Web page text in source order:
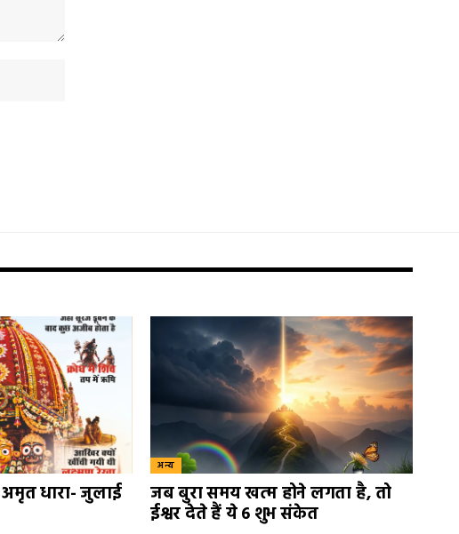
धारा- जुलाई
अन्य
जब बुरा समय खत्म होने लगता है, तो
ईश्वर देते हैं ये 6 शुभ संकेत